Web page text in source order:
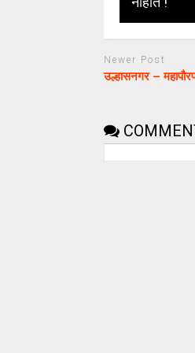
Newer Post
उल्हासनगर –